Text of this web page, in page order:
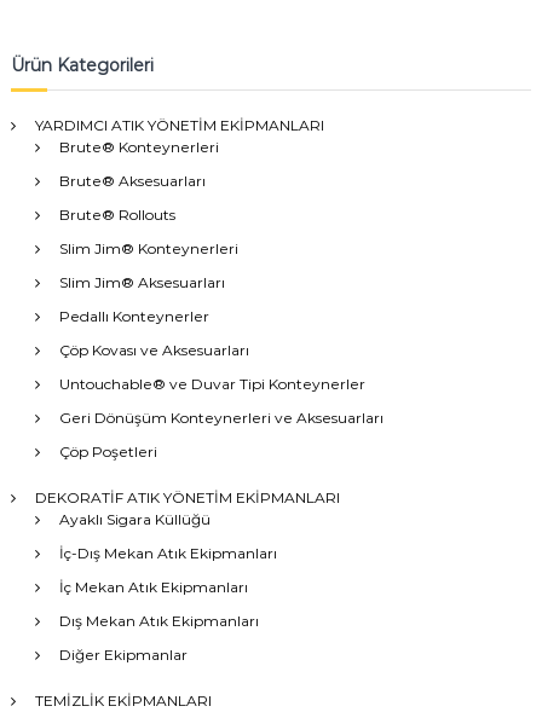
Ürün Kategorileri
YARDIMCI ATIK YÖNETİM EKİPMANLARI
Brute® Konteynerleri
Brute® Aksesuarları
Brute® Rollouts
Slim Jim® Konteynerleri
Slim Jim® Aksesuarları
Pedallı Konteynerler
Çöp Kovası ve Aksesuarları
Untouchable® ve Duvar Tipi Konteynerler
Geri Dönüşüm Konteynerleri ve Aksesuarları
Çöp Poşetleri
DEKORATİF ATIK YÖNETİM EKİPMANLARI
Ayaklı Sigara Küllüğü
İç-Dış Mekan Atık Ekipmanları
İç Mekan Atık Ekipmanları
Dış Mekan Atık Ekipmanları
Diğer Ekipmanlar
TEMİZLİK EKİPMANLARI